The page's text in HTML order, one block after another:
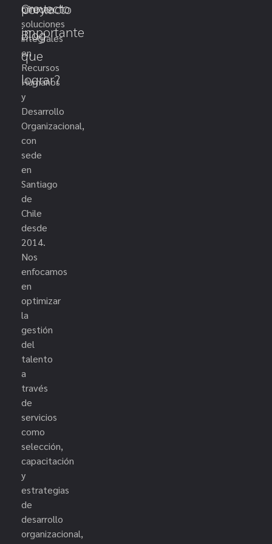
ofrecer
soluciones
integrales
en
Recursos
Humanos
y
Desarrollo
Organizacional,
con
sede
en
Santiago
de
Chile
desde
2014.
Nos
enfocamos
en
optimizar
la
gestión
del
talento
a
través
de
servicios
como
selección,
capacitación
y
estrategias
de
desarrollo
organizacional,
Contacto
Blog
proyecto
importante
que
lograr?